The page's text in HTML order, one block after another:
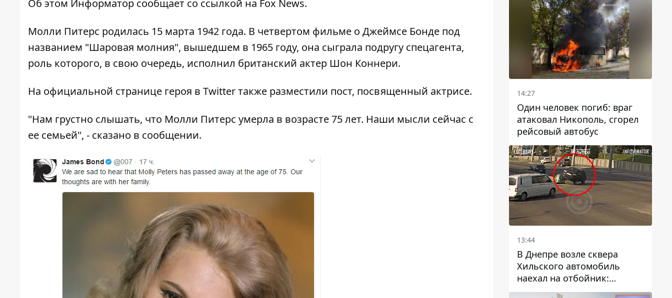
Об этом Информатор сообщает со ссылкой на Fox News.
Молли Питерс родилась 15 марта 1942 года. В четвертом фильме о Джеймсе Бонде под
названием "Шаровая молния", вышедшем в 1965 году, она сыграла подругу спецагента,
роль которого, в свою очередь, исполнил британский актер Шон Коннери.
На официальной странице героя в Twitter также разместили пост, посвященный актрисе.
"Нам грустно слышать, что Молли Питерс умерла в возрасте 75 лет. Наши мысли сейчас с
ее семьей", - сказано в сообщении.
Ростислава Лупашко
14:27
Один человек погиб: враг
атаковал Никополь, сгорел
рейсовый автобус
13:44
В Днепре возле сквера
Хильского автомобиль
наехал на отбойник:
момент происшествия